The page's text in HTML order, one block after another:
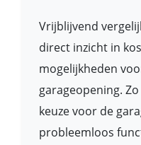
Vrijblijvend
direct inzicht in
mogelijkheden
garageopening.
keuze voor de
probleemloos